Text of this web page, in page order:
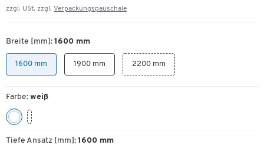
zzgl. USt. zzgl. Verpackungspauschale
Breite [mm]: 1600 mm
1600 mm 1900 mm 2200 mm
Farbe: weiß
Tiefe Ansatz [mm]: 1600 mm